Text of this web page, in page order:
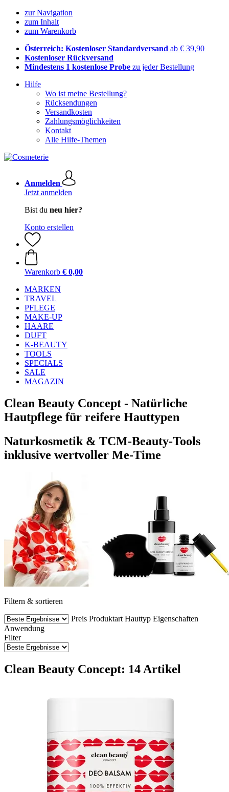
zur Navigation
zum Inhalt
zum Warenkorb
Österreich: Kostenloser Standardversand ab € 39,90
Kostenloser Rückversand
Mindestens 1 kostenlose Probe zu jeder Bestellung
Hilfe
Wo ist meine Bestellung?
Rücksendungen
Versandkosten
Zahlungsmöglichkeiten
Kontakt
Alle Hilfe-Themen
Anmelden
Jetzt anmelden
Bist du neu hier?
Konto erstellen
Warenkorb € 0,00
MARKEN
TRAVEL
PFLEGE
MAKE-UP
HAARE
DUFT
K-BEAUTY
TOOLS
SPECIALS
SALE
MAGAZIN
Clean Beauty Concept - Natürliche
Hautpflege für reifere Hauttypen
Naturkosmetik & TCM-Beauty-Tools
inklusive wertvoller Me-Time
Filtern & sortieren
Preis Produktart Hauttyp Eigenschaften
Anwendung
Filter
Clean Beauty Concept: 14 Artikel